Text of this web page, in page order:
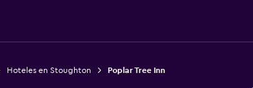
Hoteles en Stoughton Poplar Tree Inn